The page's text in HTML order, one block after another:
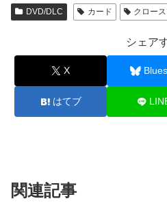
DVD/DLC カード クロー
シェア
X
はてブ
関連記事